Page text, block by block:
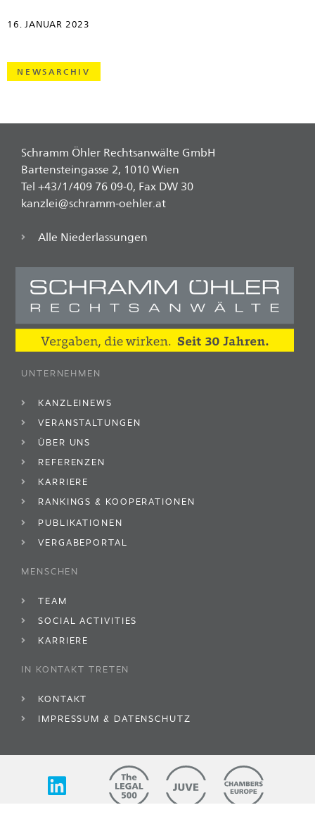
16. JANUAR 2023
NEWSARCHIV
Schramm Öhler Rechtsanwälte GmbH
Bartensteingasse 2, 1010 Wien
Tel +43/1/409 76 09-0, Fax DW 30
kanzlei@schramm-oehler.at
Alle Niederlassungen
UNTERNEHMEN
KANZLEINEWS
VERANSTALTUNGEN
ÜBER UNS
REFERENZEN
KARRIERE
RANKINGS & KOOPERATIONEN
PUBLIKATIONEN
VERGABEPORTAL
MENSCHEN
TEAM
SOCIAL ACTIVITIES
KARRIERE
IN KONTAKT TRETEN
KONTAKT
IMPRESSUM & DATENSCHUTZ